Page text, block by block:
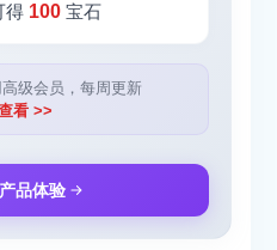
得 100宝石
级会员，每周更新
看 >>
品体验